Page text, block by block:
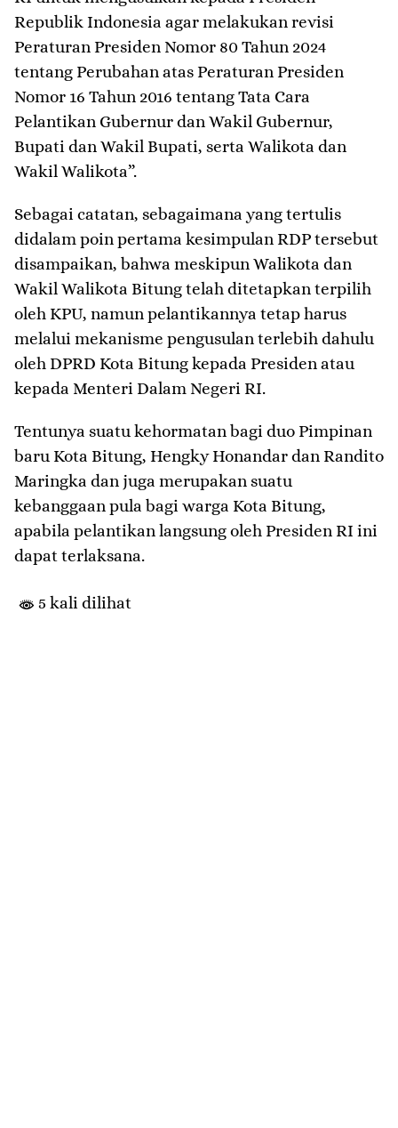
Republik Indonesia agar melakukan revisi
Peraturan Presiden Nomor 80 Tahun 2024
tentang Perubahan atas Peraturan Presiden
Nomor 16 Tahun 2016 tentang Tata Cara
Pelantikan Gubernur dan Wakil Gubernur,
Bupati dan Wakil Bupati, serta Walikota dan
Wakil Walikota”.
Sebagai catatan, sebagaimana yang tertulis
didalam poin pertama kesimpulan RDP tersebut
disampaikan, bahwa meskipun Walikota dan
Wakil Walikota Bitung telah ditetapkan terpilih
oleh KPU, namun pelantikannya tetap harus
melalui mekanisme pengusulan terlebih dahulu
oleh DPRD Kota Bitung kepada Presiden atau
kepada Menteri Dalam Negeri RI.
Tentunya suatu kehormatan bagi duo Pimpinan
baru Kota Bitung, Hengky Honandar dan Randito
Maringka dan juga merupakan suatu
kebanggaan pula bagi warga Kota Bitung,
apabila pelantikan langsung oleh Presiden RI ini
dapat terlaksana.
5 kali dilihat